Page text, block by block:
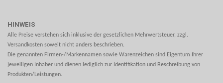
HINWEIS
Alle Preise verstehen sich inklusive der gesetzlichen Mehrwertsteuer, zzgl.
Versandkosten soweit nicht anders beschrieben.
Die genannten Firmen-/Markennamen sowie Warenzeichen sind Eigentum Ihrer
jeweiligen Inhaber und dienen lediglich zur Identifikation und Beschreibung von
Produkten/Leistungen.